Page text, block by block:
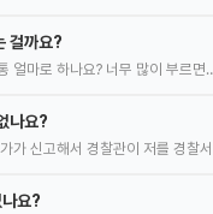
걸까요?
얼마로 하나요? 너무 많이 부르면
나요?
가 신고해서 경찰관이 저를 경찰
요?